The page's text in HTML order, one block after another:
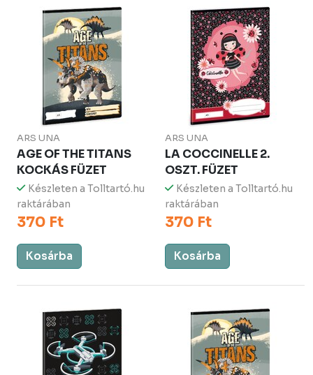
ARS UNA
AGE OF THE TITANS
KOCKÁS FÜZET
Készleten a Tolltartó.hu
raktárában
370 Ft
Kosárba
ARS UNA
LA COCCINELLE 2.
OSZT. FÜZET
Készleten a Tolltartó.hu
raktárában
370 Ft
Kosárba